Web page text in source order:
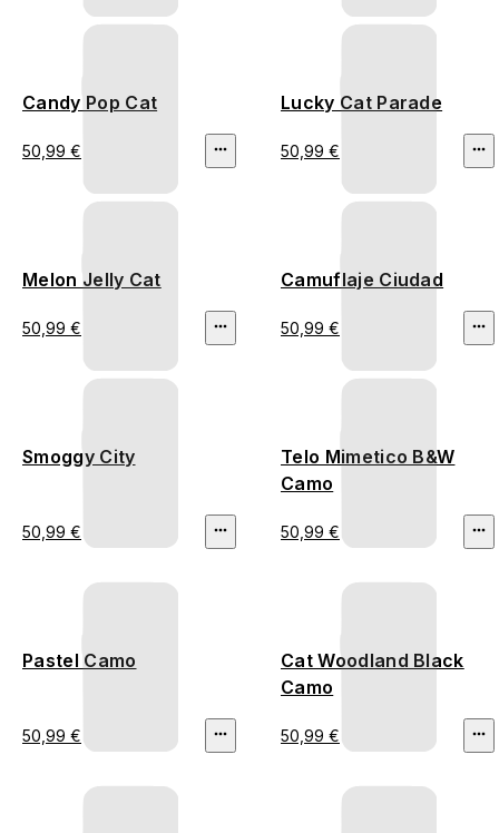
Candy Pop Cat
50,99 €
Lucky Cat Parade
50,99 €
Melon Jelly Cat
50,99 €
Camuflaje Ciudad
50,99 €
Smoggy City
50,99 €
Telo Mimetico B&W
Camo
50,99 €
Pastel Camo
50,99 €
Cat Woodland Black
Camo
50,99 €